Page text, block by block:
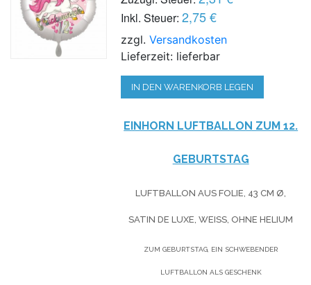
Inkl. Steuer: 2,75 €
zzgl.Versandkosten
Lieferzeit: lieferbar
IN DEN WARENKORB LEGEN
EINHORN LUFTBALLON ZUM 12.
GEBURTSTAG
LUFTBALLON AUS FOLIE, 43 CM Ø,
SATIN DE LUXE, WEISS, OHNE HELIUM
ZUM GEBURTSTAG, EIN SCHWEBENDER
LUFTBALLON ALS GESCHENK